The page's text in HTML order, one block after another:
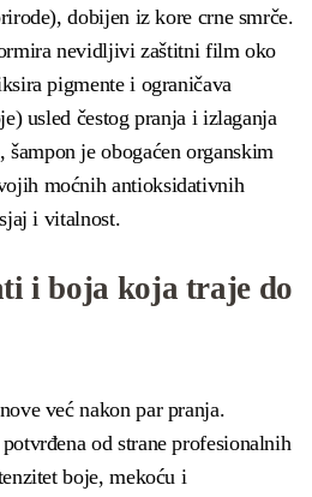
dobijen iz kore crne smrče.
nevidljivi zaštitni film oko
pigmente i ograničava
usled čestog pranja i izlaganja
je obogaćen organskim
moćnih antioksidativnih
i vitalnost.
i boja koja traje do
već nakon par pranja.
od strane profesionalnih
boje, mekoću i